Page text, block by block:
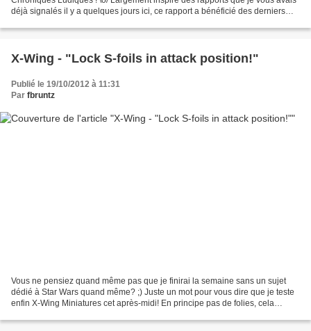
déjà signalés il y a quelques jours ici, ce rapport a bénéficié des derniers
X-Wing - "Lock S-foils in attack position!"
Publié le 19/10/2012 à 11:31
Par fbruntz
Vous ne pensiez quand même pas que je finirai la semaine sans un sujet
dédié à Star Wars quand même? ;) Juste un mot pour vous dire que je teste
enfin X-Wing Miniatures cet après-midi! En principe pas de folies, cela